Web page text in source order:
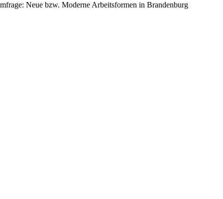
Neue bzw. Moderne Arbeitsformen in Brandenburg